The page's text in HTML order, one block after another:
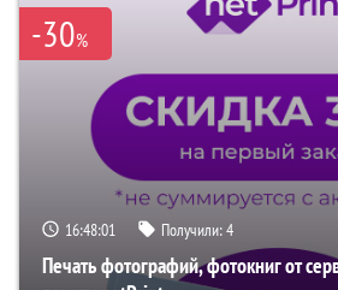
-30%
16:48:00 Получили:4
Печать фотографий, фотокниг от